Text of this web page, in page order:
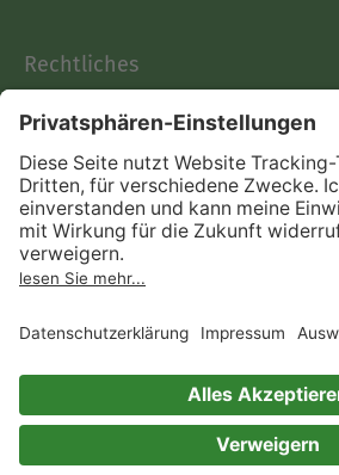
Rechtliches
AGB
Informationen nach Data
Act
Verträge hier kündigen
Impressum
Immer ein gutes